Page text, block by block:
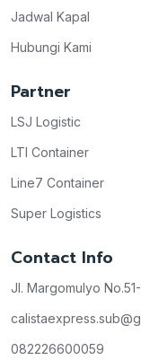
Jadwal Kapal
Hubungi Kami
Partner
LSJ Logistic
LTI Container
Line7 Container
Super Logistics
Contact Info
Jl. Margomulyo
082226600059